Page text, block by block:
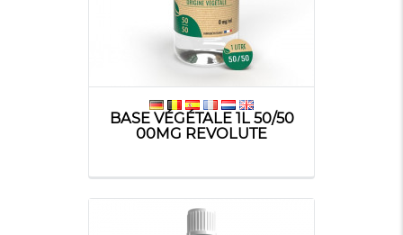
BASE VÉGÉTALE 1L 50/50
00MG REVOLUTE